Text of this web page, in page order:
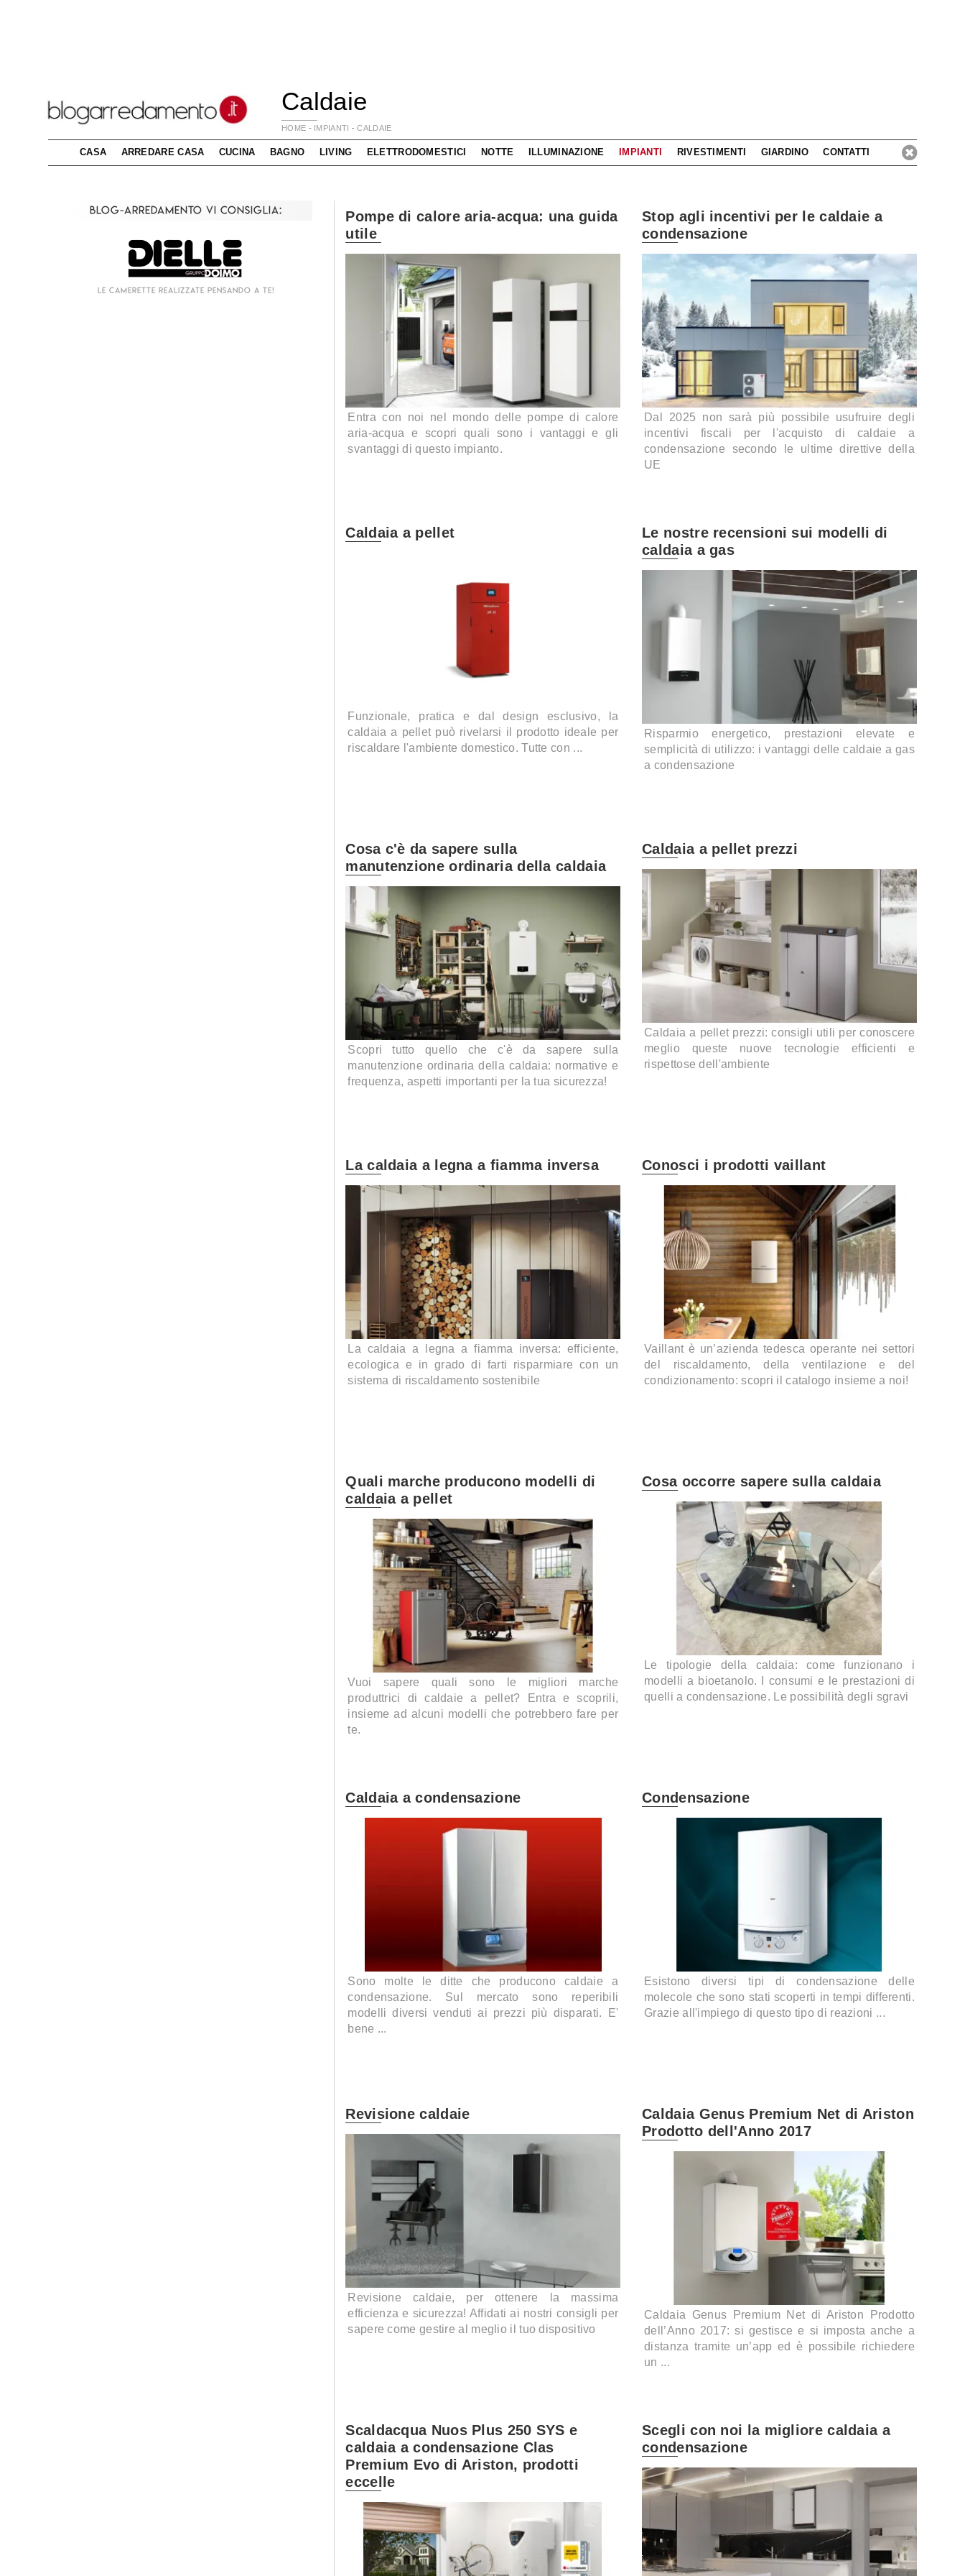
Caldaie
HOME - IMPIANTI -CALDAIE
CASA ARREDARE CASA CUCINA BAGNO LIVING ELETTRODOMESTICI NOTTE ILLUMINAZIONE IMPIANTI RIVESTIMENTI GIARDINO CONTATTI
Blog-Arredamento vi consiglia:
Interprete dell'arredo bagno a 360 gradi!
Lasciati ispirare dal design delle nostre porte
Pompe di calore aria-acqua: una guida
utile
Entra con noi nel mondo delle pompe di calore
aria-acqua e scopri quali sono i vantaggi e gli
svantaggi di questo impianto.
Stop agli incentivi per le caldaie a
condensazione
Dal 2025 non sarà più possibile usufruire degli
incentivi fiscali per l'acquisto di caldaie a
condensazione secondo le ultime direttive della
UE
Caldaia a pellet
Funzionale, pratica e dal design esclusivo, la
caldaia a pellet può rivelarsi il prodotto ideale per
riscaldare l'ambiente domestico. Tutte con ...
Le nostre recensioni sui modelli di
caldaia a gas
Risparmio energetico, prestazioni elevate e
semplicità di utilizzo: i vantaggi delle caldaie a gas
a condensazione
Cosa c'è da sapere sulla
manutenzione ordinaria della caldaia
Scopri tutto quello che c'è da sapere sulla
manutenzione ordinaria della caldaia: normative e
frequenza, aspetti importanti per la tua sicurezza!
Caldaia a pellet prezzi
Caldaia a pellet prezzi: consigli utili per conoscere
meglio queste nuove tecnologie efficienti e
rispettose dell'ambiente
La caldaia a legna a fiamma inversa
La caldaia a legna a fiamma inversa: efficiente,
ecologica e in grado di farti risparmiare con un
sistema di riscaldamento sostenibile
Conosci i prodotti vaillant
Vaillant è un’azienda tedesca operante nei settori
del riscaldamento, della ventilazione e del
condizionamento: scopri il catalogo insieme a noi!
Quali marche producono modelli di
caldaia a pellet
Vuoi sapere quali sono le migliori marche
produttrici di caldaie a pellet? Entra e scoprili,
insieme ad alcuni modelli che potrebbero fare per
te.
Cosa occorre sapere sulla caldaia
Le tipologie della caldaia: come funzionano i
modelli a bioetanolo. I consumi e le prestazioni di
quelli a condensazione. Le possibilità degli sgravi
Caldaia a condensazione
Sono molte le ditte che producono caldaie a
condensazione. Sul mercato sono reperibili
modelli diversi venduti ai prezzi più disparati. E'
bene ...
Condensazione
Esistono diversi tipi di condensazione delle
molecole che sono stati scoperti in tempi differenti.
Grazie all'impiego di questo tipo di reazioni ...
Revisione caldaie
Revisione caldaie, per ottenere la massima
efficienza e sicurezza! Affidati ai nostri consigli per
sapere come gestire al meglio il tuo dispositivo
Caldaia Genus Premium Net di Ariston
Prodotto dell'Anno 2017
Caldaia Genus Premium Net di Ariston Prodotto
dell’Anno 2017: si gestisce e si imposta anche a
distanza tramite un’app ed è possibile richiedere
un ...
Scaldacqua Nuos Plus 250 SYS e
caldaia a condensazione Clas
Premium Evo di Ariston, prodotti
eccelle
Scegli con noi la migliore caldaia a
condensazione